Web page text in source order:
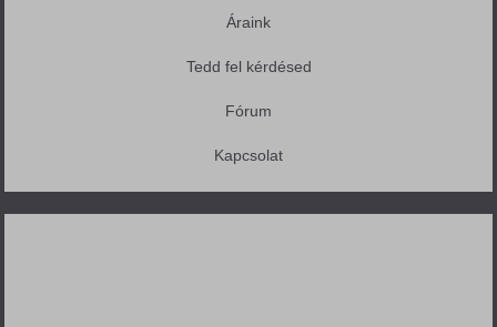
Áraink
Tedd fel kérdésed
Fórum
Kapcsolat